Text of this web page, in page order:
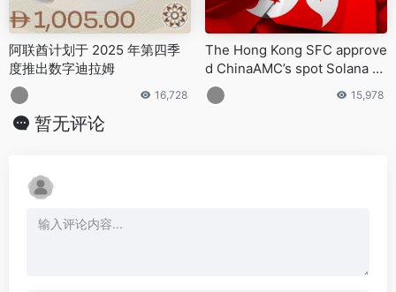
阿联酋计划于 2025 年第四季
度推出数字迪拉姆
16,728
The Hong Kong SFC approve
d ChinaAMC’s spot Solana E
TF(3460) on October 1715,978
暂无评论